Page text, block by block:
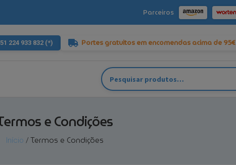
Parceiros
224 933 832 (*) Portes gratuitos em encomendas acima de 95€
Pesquisar
por:
e Condições
Início /Termos e Condições